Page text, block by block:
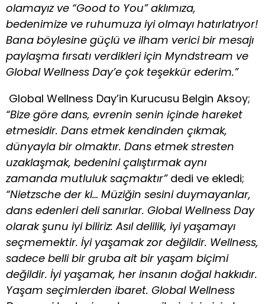
olamayız ve “Good to You” aklımıza,
bedenimize ve ruhumuza iyi olmayı hatırlatıyor!
Bana böylesine güçlü ve ilham verici bir mesajı
paylaşma fırsatı verdikleri için Myndstream ve
Global Wellness Day’e çok teşekkür ederim.”
Global Wellness Day’in Kurucusu Belgin Aksoy;
“Bize göre dans, evrenin senin içinde hareket
etmesidir. Dans etmek kendinden çıkmak,
dünyayla bir olmaktır. Dans etmek stresten
uzaklaşmak, bedenini çalıştırmak aynı
zamanda mutluluk saçmaktır” dedi ve ekledi;
“Nietzsche der ki… Müziğin sesini duymayanlar,
dans edenleri deli sanırlar. Global Wellness Day
olarak şunu iyi biliriz: Asıl delilik, iyi yaşamayı
seçmemektir. İyi yaşamak zor değildir. Wellness,
sadece belli bir gruba ait bir yaşam biçimi
değildir. İyi yaşamak, her insanın doğal hakkıdır.
Yaşam seçimlerden ibaret. Global Wellness